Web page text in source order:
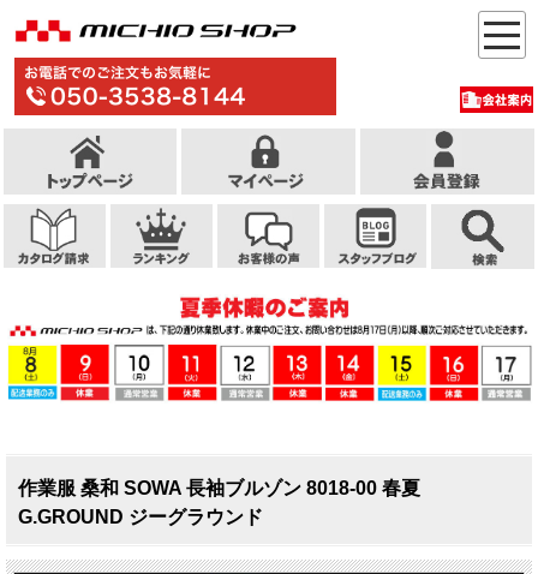
作業服 桑和 SOWA 長袖ブルゾン 8018-00 春夏
G.GROUND ジーグラウンド